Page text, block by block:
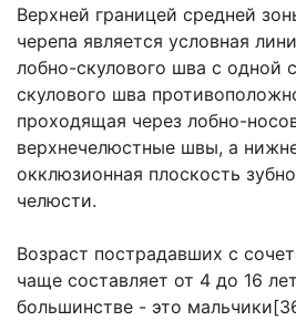
Верхней границей средней
черепа является условная
лобно-скулового шва с одной
скулового шва
проходящая через лобно-
верхнечелюстные швы, а
окклюзионная плоскость
челюсти.
Возраст пострадавших с
чаще составляет от 4 до 16
большинстве - это